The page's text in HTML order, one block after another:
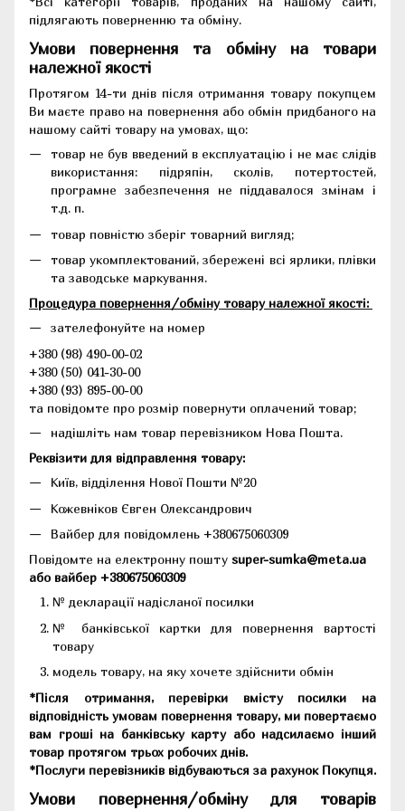
підлягають поверненню та обміну.
Умови повернення та обміну на товари
належної якості
Протягом 14-ти днів після отримання товару покупцем
Ви маєте право на повернення або обмін придбаного на
нашому сайті товару на умовах, що:
товар не був введений в експлуатацію і не має слідів
використання: підряпін, сколів, потертостей,
програмне забезпечення не піддавалося змінам і
т.д. п.
товар повністю зберіг товарний вигляд;
товар укомплектований, збережені всі ярлики, плівки
та заводське маркування.
Процедура повернення/обміну товару належної якості:
зателефонуйте на номер
+380 (98) 490-00-02
+380 (50) 041-30-00
+380 (93) 895-00-00
та повідомте про розмір повернути оплачений товар;
надішліть нам товар перевізником Нова Пошта.
Реквізити для відправлення товару:
Київ, відділення Нової Пошти №20
Кожевніков Євген Олександрович
Вайбер для повідомлень +380675060309
Повідомте на електронну пошту super-sumka@meta.ua
або вайбер +380675060309
№ декларації надісланої посилки
№ банківської картки для повернення вартості
товару
модель товару, на яку хочете здійснити обмін
*Після отримання, перевірки вмісту посилки на
відповідність умовам повернення товару, ми повертаємо
вам гроші на банківську карту або надсилаємо інший
товар протягом трьох робочих днів.
*Послуги перевізників відбуваються за рахунок Покупця.
Умови повернення/обміну для товарів